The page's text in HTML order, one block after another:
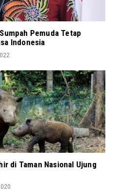
Pemuda Tetap
Indonesia
di Taman Nasional Ujung